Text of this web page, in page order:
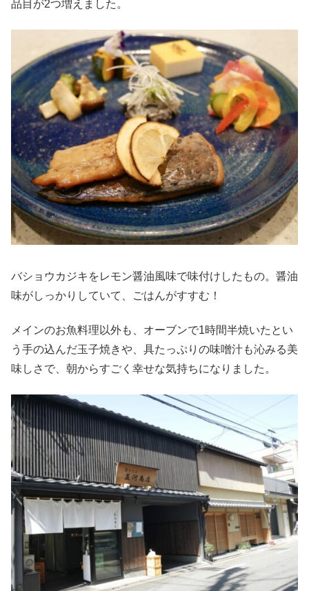
品目が2つ増えました。
バショウカジキをレモン醤油風味で味付けしたもの。醤油
味がしっかりしていて、ごはんがすすむ！
メインのお魚料理以外も、オーブンで1時間半焼いたとい
う手の込んだ玉子焼きや、具たっぷりの味噌汁も沁みる美
味しさで、朝からすごく幸せな気持ちになりました。